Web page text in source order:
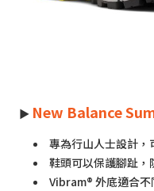
► New Balance
專為行山人士設計，
鞋頭可以保護腳趾
Vibram® 外底適合不